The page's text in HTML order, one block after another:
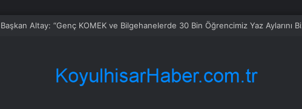
Başkan Altay: “Genç KOMEK ve Bilgehanelerde 30 Bin Öğrencimiz Yaz Aylarını